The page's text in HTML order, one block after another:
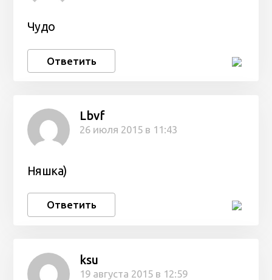
Чудо
Ответить
Lbvf
26 июля 2015 в 11:43
Няшка)
Ответить
ksu
19 августа 2015 в 12:59